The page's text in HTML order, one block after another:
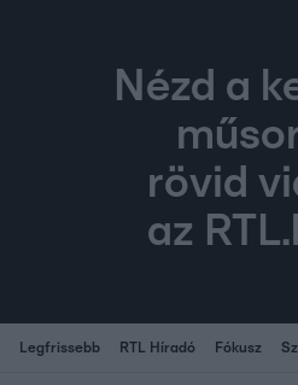
Nézd a
rövid
az
Legfrissebb RTL Híradó Fókusz